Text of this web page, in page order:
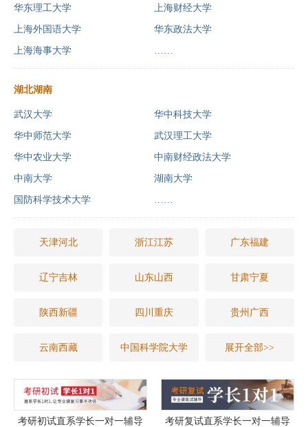
华东理工大学 上海财经大学
上海外国语大学 华东政法大学
上海海事大学 ……
湖北湖南
武汉大学 华中科技大学
华中师范大学 武汉理工大学
华中农业大学 中南财经政法大学
中南大学 湖南大学
国防科学技术大学 ……
天津河北 浙江江苏 广东福建
辽宁吉林 山东山西 甘肃宁夏
陕西新疆 四川重庆 贵州广西
云南西藏 中国科学院大学 展开全部>>
考研初试直系学长一对一辅导 考研复试直系学长一对一辅导